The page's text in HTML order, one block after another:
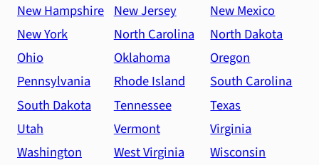
New Hampshire New Jersey
New Mexico
New York
North Carolina
North Dakota
Ohio
Oklahoma
Oregon
Pennsylvania
Rhode Island
South Carolina
South Dakota
Tennessee
Texas
Utah
Vermont
Virginia
Washington
West Virginia
Wisconsin